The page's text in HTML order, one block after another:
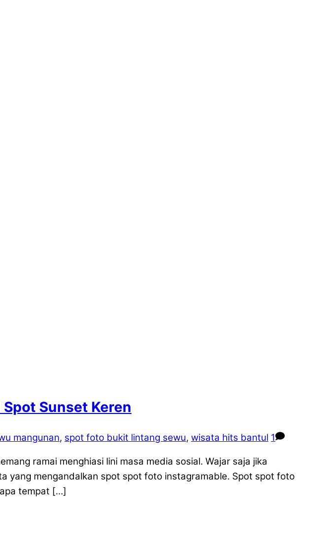
Sunset Keren
mangunan, spot foto bukit lintang sewu, wisata hits bantul 1
ramai menghiasi lini masa media sosial. Wajar saja jika
yang mengandalkan spot spot foto instagramable. Spot spot foto
tempat […]